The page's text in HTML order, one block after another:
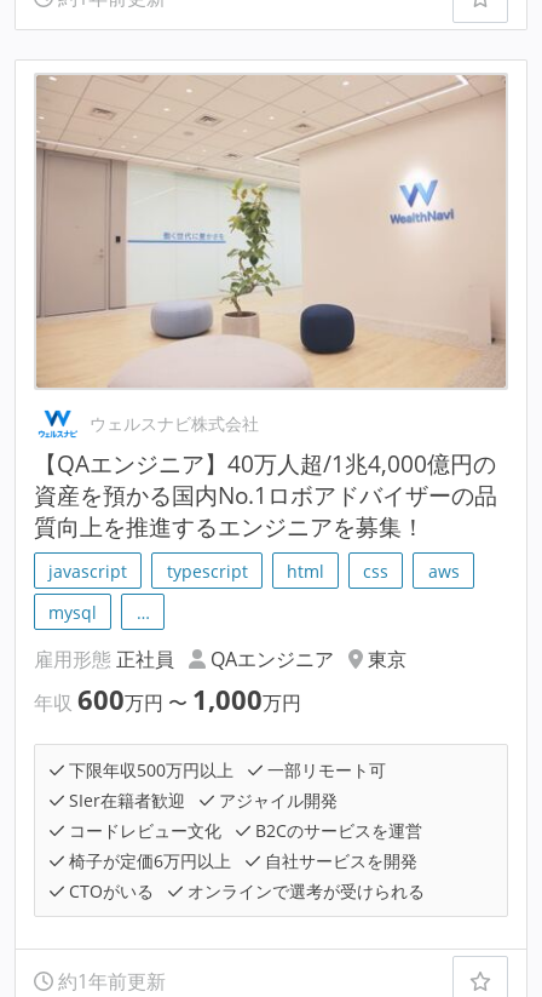
ウェルスナビ株式会社
【QAエンジニア】40万人超/1兆4,000億円の
資産を預かる国内No.1ロボアドバイザーの品
質向上を推進するエンジニアを募集！
javascript typescript html css
aws
mysql
…
雇用形態 正社員 QAエンジニア
東京
年収 600万円 〜 1,000万円
下限年収500万円以上
一部リモート可
SIer在籍者歓迎
アジャイル開発
コードレビュー文化
B2Cのサービスを運営
椅子が定価6万円以上
自社サービスを開発
CTOがいる
オンラインで選考が受けられる
約1年前更新